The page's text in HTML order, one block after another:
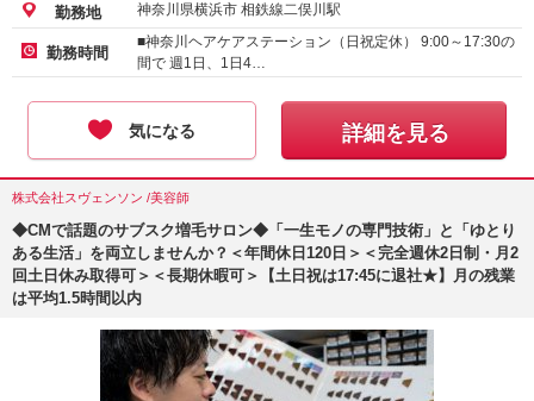
勤務地 神奈川県横浜市 相鉄線二俣川駅
勤務時間
■神奈川ヘアケアステーション（日祝定休） 9:00～17:30の
間で 週1日、1日4…
気になる 詳細を見る
株式会社スヴェンソン /美容師
◆CMで話題のサブスク増毛サロン◆「一生モノの専門技術」と「ゆとり
ある生活」を両立しませんか？＜年間休日120日＞＜完全週休2日制・月2
回土日休み取得可＞＜長期休暇可＞【土日祝は17:45に退社★】月の残業
は平均1.5時間以内